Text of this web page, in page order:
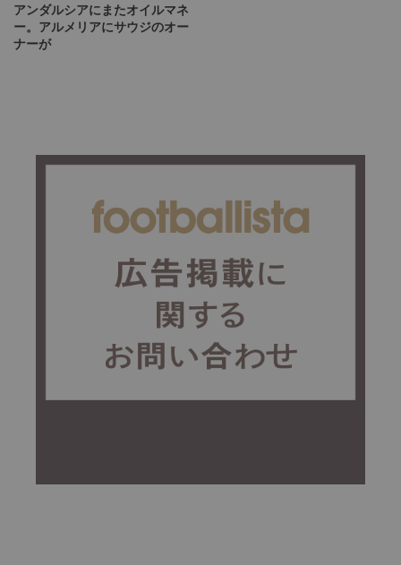
アンダルシアにまたオイルマネ
ー。アルメリアにサウジのオー
ナーが